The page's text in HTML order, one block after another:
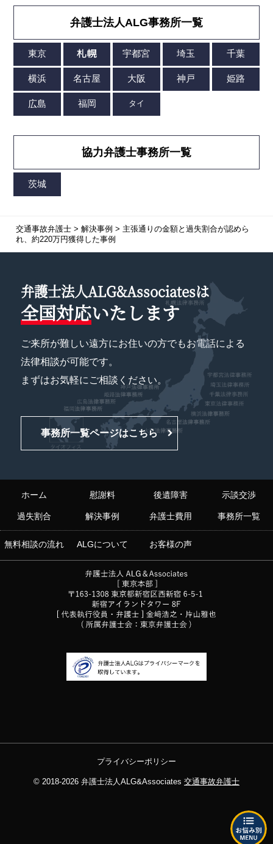
弁護士法人ALG事務所一覧
協力弁護士事務所一覧
交通事故弁護士> 解決事例 > 主張通りの金額と過失割合が認めら
れ、約220万円獲得した事例
弁護士法人ALG&Associatesは
全国対応いたします
ご来所が難しい遠方にお住いの方でもお電話による
法律相談が可能です。
まずはお気軽にご相談ください。
事務所一覧ページはこちら
ホーム 慰謝料 後遺障害 示談交渉
過失割合 解決事例 弁護士費用 事務所一覧
無料相談の流れ ALGについて お客様の声
プライバシーポリシー
© 2018-2026 弁護士法人ALG&Associates 交通事故弁護士